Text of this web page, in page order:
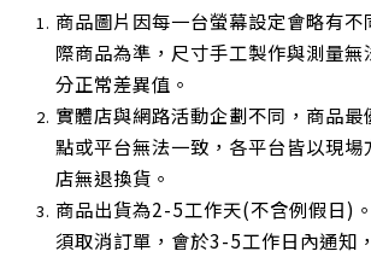
商品圖片因每一台螢幕設定會略有不
際商品為準，尺寸手工製作與測量
分正常差異值。
實體店與網路活動企劃不同，商品
點或平台無法一致，各平台皆以現場
店無退換貨。
商品出貨為2-5工作天(不含例假日)
須取消訂單，會於3-5工作日內通知